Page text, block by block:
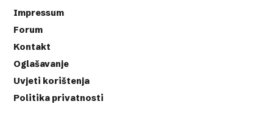
Impressum
Forum
Kontakt
Oglašavanje
Uvjeti korištenja
Politika privatnosti